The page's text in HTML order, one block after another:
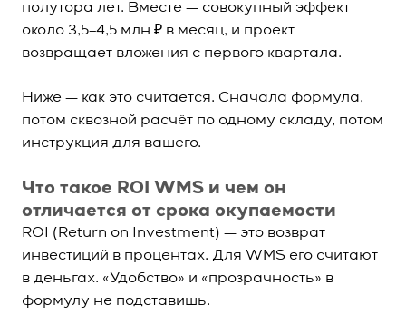
полутора лет. Вместе — совокупный эффект
около 3,5–4,5 млн ₽ в месяц, и проект
возвращает вложения с первого квартала.
Ниже — как это считается. Сначала формула,
потом сквозной расчёт по одному складу, потом
инструкция для вашего.
Что такое ROI WMS и чем он
отличается от срока окупаемости
ROI (Return on Investment) — это возврат
инвестиций в процентах. Для WMS его считают
в деньгах. «Удобство» и «прозрачность» в
формулу не подставишь.